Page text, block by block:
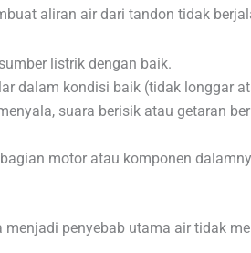
aliran air dari tandon tidak
listrik dengan baik.
dalam kondisi baik (tidak longgar
suara berisik atau getaran
motor atau komponen
penyebab utama air tidak